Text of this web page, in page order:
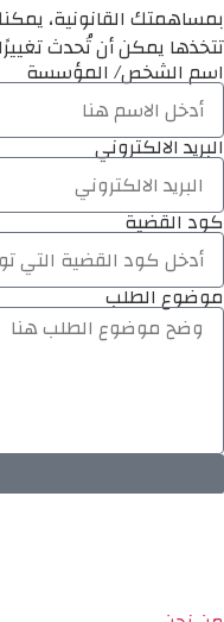
بمساهمتك القانونية،
تتخذها يمكن أن تُحدث
اسم الشخص/ المؤسسة
البريد الالكتروني
كود القضية
موضوع الطلب